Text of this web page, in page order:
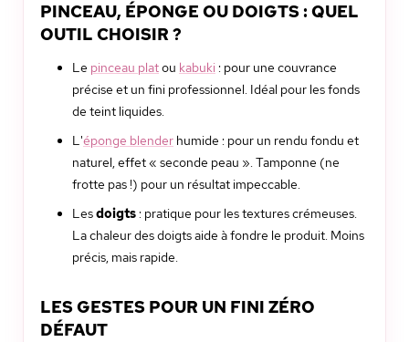
PINCEAU, ÉPONGE OU DOIGTS : QUEL
OUTIL CHOISIR ?
Le pinceau platou kabuki : pour une couvrance
précise et un fini professionnel. Idéal pour les fonds
de teint liquides.
L'éponge blender humide : pour un rendu fondu et
naturel, effet « seconde peau ». Tamponne (ne
frotte pas !) pour un résultat impeccable.
Lesdoigts : pratique pour les textures crémeuses.
La chaleur des doigts aide à fondre le produit. Moins
précis, mais rapide.
LES GESTES POUR UN FINI ZÉRO
DÉFAUT